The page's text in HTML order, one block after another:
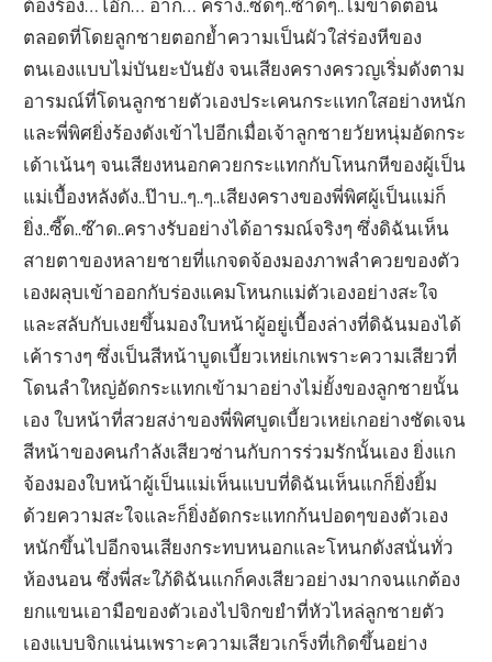
ต้องร้อง…โอ๊ก… อาก… คราง..ซี๊ดๆ..ซ๊าดๆ..ไม่ขาดตอน
ตลอดที่โดยลูกชายตอกย้ำความเป็นผัวใส่ร่องหีของ
ตนเองแบบไม่บันยะบันยัง จนเสียงครางครวญเริ่มดังตาม
อารมณ์ที่โดนลูกชายตัวเองประเคนกระแทกใสอย่างหนัก
และพี่พิศยิ่งร้องดังเข้าไปอีกเมื่อเจ้าลูกชายวัยหนุ่มอัดกระ
เด้าเน้นๆ จนเสียงหนอกควยกระแทกกับโหนกหีของผู้เป็น
แม่เบื้องหลังดัง..ป๊าบ..ๆ..ๆ..เสียงครางของพี่พิศผู้เป็นแม่ก็
ยิ่ง..ซี๊ด..ซ๊าด..ครางรับอย่างได้อารมณ์จริงๆ ซึ่งดิฉันเห็น
สายตาของหลายชายที่แกจดจ้องมองภาพลำควยของตัว
เองผลุบเข้าออกกับร่องแคมโหนกแม่ตัวเองอย่างสะใจ
และสลับกับเงยขึ้นมองใบหน้าผู้อยู่เบื้องล่างที่ดิฉันมองได้
เค้ารางๆ ซึ่งเป็นสีหน้าบูดเบี้ยวเหย่เกเพราะความเสียวที่
โดนลำใหญ่อัดกระแทกเข้ามาอย่างไม่ยั้งของลูกชายนั้น
เอง ใบหน้าที่สวยสง่าของพี่พิศบูดเบี้ยวเหย่เกอย่างชัดเจน
สีหน้าของคนกำลังเสียวซ่านกับการร่วมรักนั้นเอง ยิ่งแก
จ้องมองใบหน้าผู้เป็นแม่เห็นแบบที่ดิฉันเห็นแกก็ยิ่งยิ้ม
ด้วยความสะใจและก็ยิ่งอัดกระแทกก้นปอดๆของตัวเอง
หนักขึ้นไปอีกจนเสียงกระทบหนอกและโหนกดังสนั่นทั่ว
ห้องนอน ซึ่งพี่สะใภ้ดิฉันแกก็คงเสียวอย่างมากจนแกต้อง
ยกแขนเอามือของตัวเองไปจิกขยำที่หัวไหล่ลูกชายตัว
เองแบบจิกแน่นเพราะความเสียวเกร็งที่เกิดขึ้นอย่าง